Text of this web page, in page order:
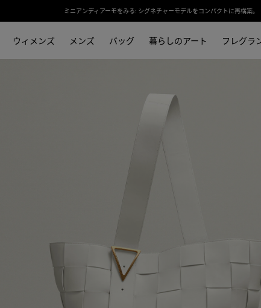
夏のお出かけや日常を彩るバッグやシューズ、アクセサリーのセレクション。
ウィメンズ メンズ バッグ 暮らしのアート フレグラ